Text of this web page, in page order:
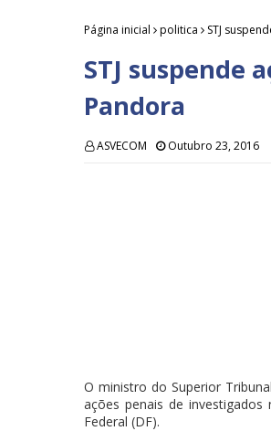
Página inicial politica STJ
STJ suspende
Pandora
ASVECOM Outubro 23, 2016
O ministro do Superior
ações penais de
Federal (DF).